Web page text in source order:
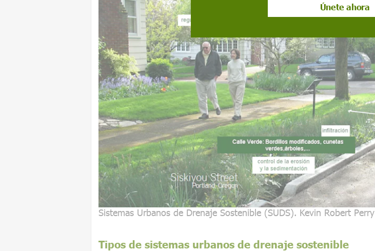
Sistemas Urbanos de Drenaje Sostenible (SUDS). Kevin Robert Perry
Tipos de sistemas urbanos de drenaje sostenible